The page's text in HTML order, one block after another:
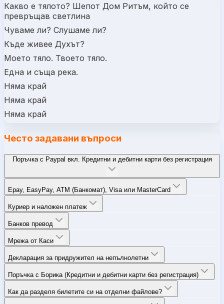
Какво е тялото? Шепот Дом Ритъм, който се
превръщав светлина
Чуваме ли? Слушаме ли?
Къде живее Духът?
Моето тяло. Твоето тяло.
Една и съща река.
Няма край
Няма край
Няма край
Често задавани въпроси
Поръчка с Paypal вкл. Кредитни и дебитни карти без регистрация
Epay, EasyPay, ATM (Банкомат), Visa или MasterCard
Куриер и наложен платеж
Банков превод
Мрежа от Каси
Декларация за придружител на непълнолетни
Поръчка с Борика (Кредитни и дебитни карти без регистрация)
Как да разделя билетите си на отделни файлове?